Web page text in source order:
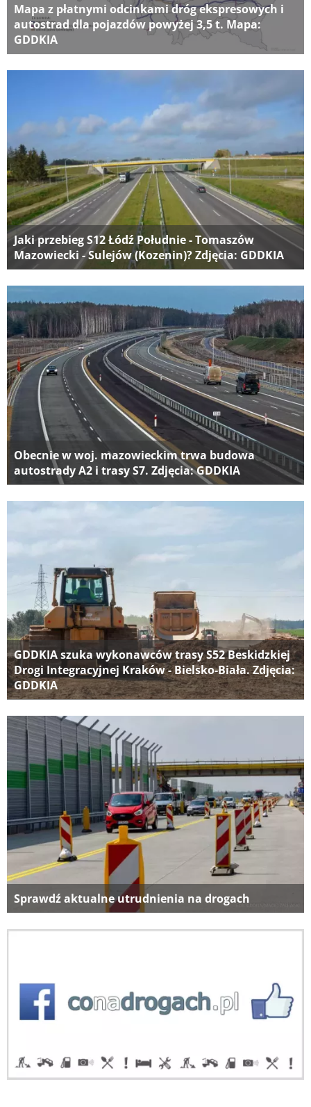
Mapa z płatnymi odcinkami dróg ekspresowych i
autostrad dla pojazdów powyżej 3,5 t. Mapa:
GDDKIA
Jaki przebieg S12 Łódź Południe - Tomaszów
Mazowiecki - Sulejów (Kozenin)? Zdjęcia: GDDKIA
Obecnie w woj. mazowieckim trwa budowa
autostrady A2 i trasy S7. Zdjęcia: GDDKIA
GDDKIA szuka wykonawców trasy S52 Beskidzkiej
Drogi Integracyjnej Kraków - Bielsko-Biała. Zdjęcia:
GDDKIA
Sprawdź aktualne utrudnienia na drogach